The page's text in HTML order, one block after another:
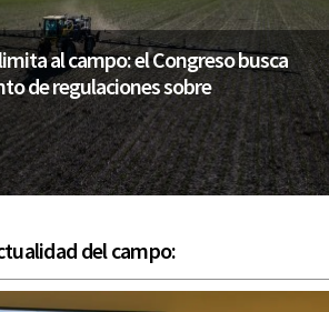
al campo: el Congreso busca
de regulaciones sobre
del campo: